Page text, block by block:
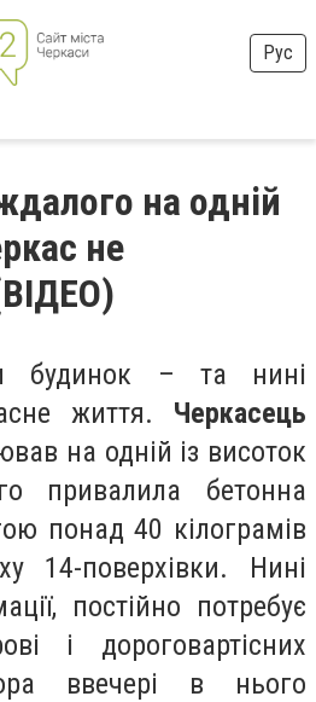
Рус
на одній
не
будинок – та нині
життя. Черкасець
на одній із висоток
привалила бетонна
понад 40 кілограмів
14-поверхівки. Нині
постійно потребує
і дороговартісних
ввечері в нього